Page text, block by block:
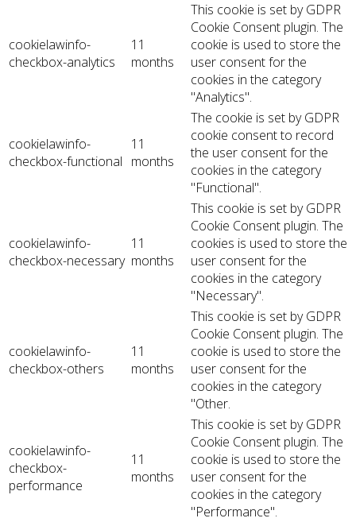
cookielawinfo-
checkbox-analytics
11
months
This cookie is set by GDPR
Cookie Consent plugin. The
cookie is used to store the
user consent for the
cookies in the category
"Analytics".
cookielawinfo-
checkbox-functional
11
months
The cookie is set by GDPR
cookie consent to record
the user consent for the
cookies in the category
"Functional".
cookielawinfo-
checkbox-necessary
11
months
This cookie is set by GDPR
Cookie Consent plugin. The
cookies is used to store the
user consent for the
cookies in the category
"Necessary".
cookielawinfo-
checkbox-others
11
months
This cookie is set by GDPR
Cookie Consent plugin. The
cookie is used to store the
user consent for the
cookies in the category
"Other.
cookielawinfo-
checkbox-
performance
11
months
This cookie is set by GDPR
Cookie Consent plugin. The
cookie is used to store the
user consent for the
cookies in the category
"Performance".